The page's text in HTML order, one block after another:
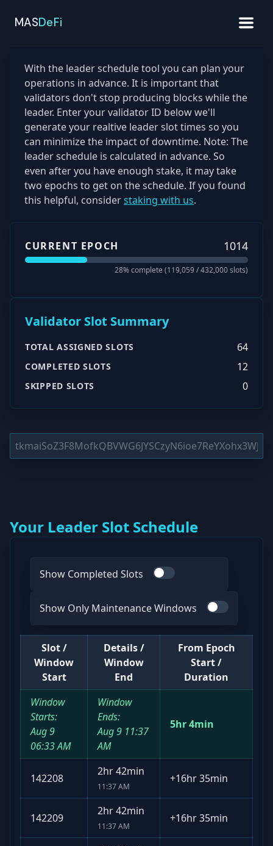
MASDeFi
With the leader schedule tool you can plan your
operations in advance. It is important that
validators don't stop producing blocks while the
leader. Enter your validator ID below we'll
generate your realtive leader slot times so you
can minimize the impact of downtime. Note: The
leader schedule is calculated in advance. So
even after you have enough stake, it may take
two epochs to get on the schedule. If you found
this helpful, considerstaking with us.
CURRENT EPOCH 1014
28% complete (119,059/432,000slots)
Validator Slot Summary
TOTAL ASSIGNED SLOTS 64
COMPLETED SLOTS 12
SKIPPED SLOTS 0
Your Leader Slot Schedule
Show Completed Slots Use switch
Show Only Maintenance Windows Use switch
Slot /
Window
Start
Details /
Window
End
From Epoch
Start /
Duration
Window
Starts:
Aug 9
06:33 AM
Window
Ends:
Aug 9 11:37
AM
5hr 4min
142208
2hr 42min
11:37 AM
+16hr 35min
142209
2hr 42min
11:37 AM
+16hr 35min